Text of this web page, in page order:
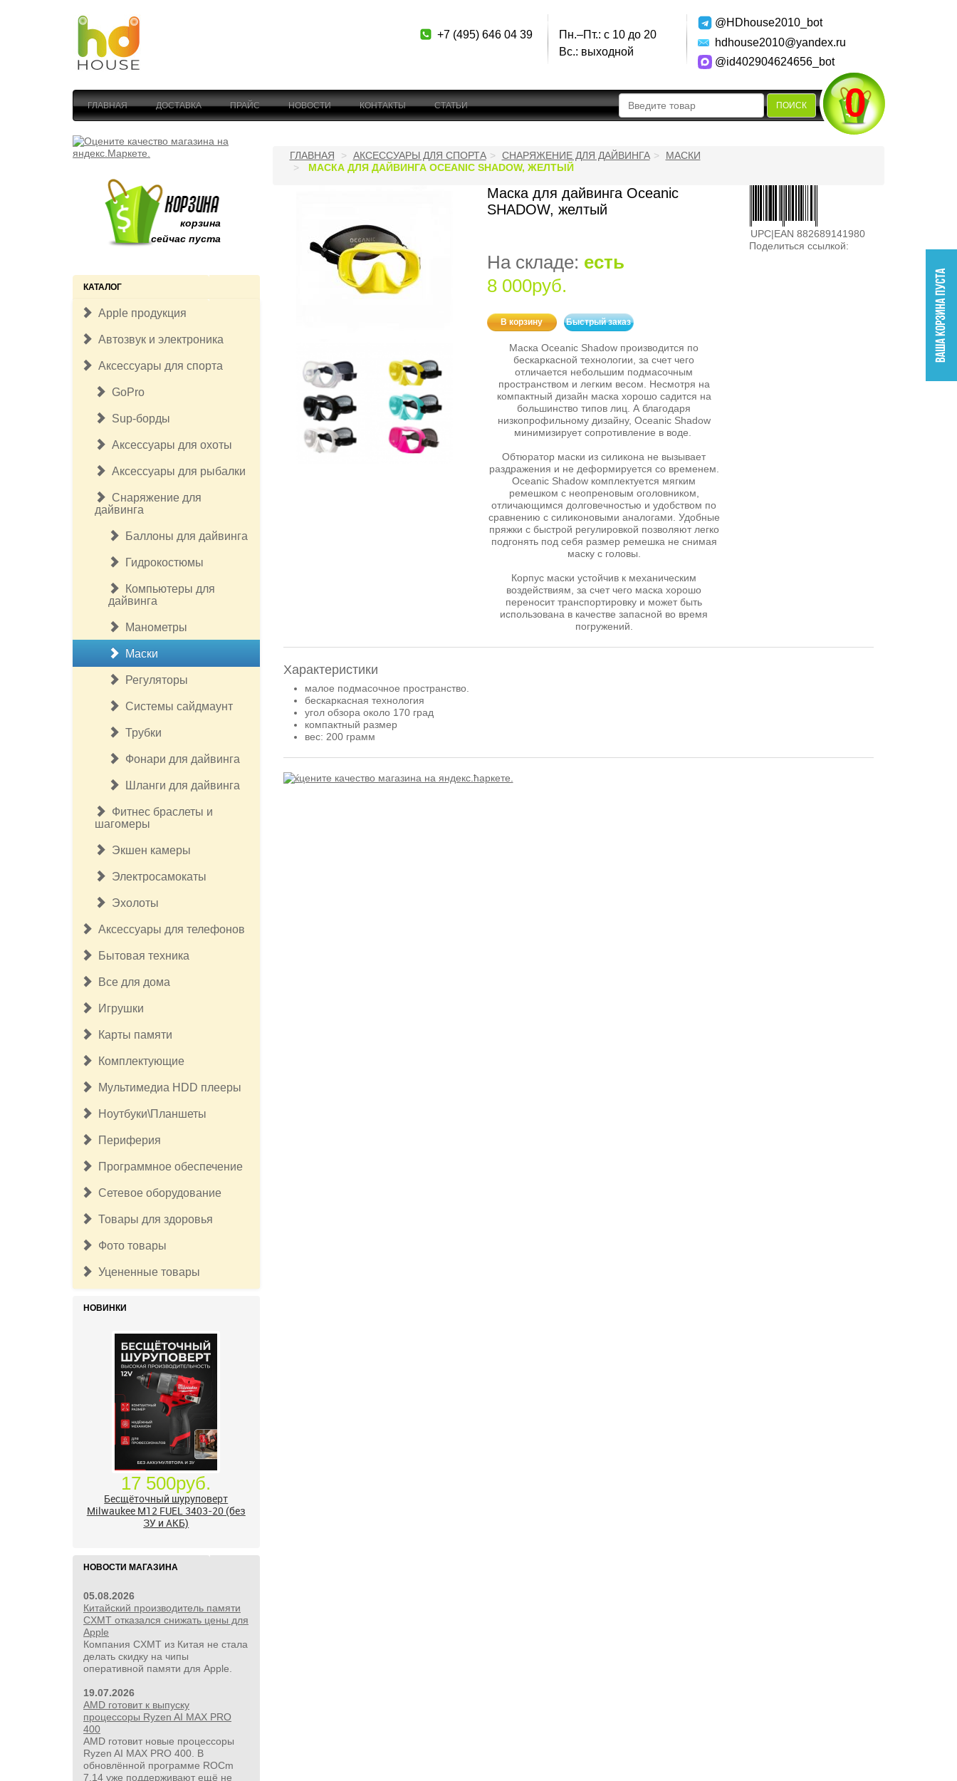
+7 (495) 646 04 39
Пн.–Пт.: с 10 до 20
Вс.: выходной
@HDhouse2010_bot
hdhouse2010@yandex.ru
@id402904624656_bot
ГЛАВНАЯ ДОСТАВКА ПРАЙС НОВОСТИ КОНТАКТЫ СТАТЬИ ПОИСК 0
корзина
сейчас пуста
КАТАЛОГ
Apple продукция
Автозвук и электроника
Аксессуары для спорта
GoPro
Sup-борды
Аксессуары для охоты
Аксессуары для рыбалки
Снаряжение для
дайвинга
Баллоны для дайвинга
Гидрокостюмы
Компьютеры для
дайвинга
Манометры
Маски
Регуляторы
Системы сайдмаунт
Трубки
Фонари для дайвинга
Шланги для дайвинга
Фитнес браслеты и
шагомеры
Экшен камеры
Электросамокаты
Эхолоты
Аксессуары для телефонов
Бытовая техника
Все для дома
Игрушки
Карты памяти
Комплектующие
Мультимедиа HDD плееры
Ноутбуки\Планшеты
Периферия
Программное обеспечение
Сетевое оборудование
Товары для здоровья
Фото товары
Уцененные товары
НОВИНКИ
Бесщёточный шуруповерт
ЗУ и АКБ)
24 500руб.
НОВОСТИ МАГАЗИНА
05.08.2026
Китайский производитель памяти
CXMT отказался снижать цены для
Apple
Компания CXMT из Китая не стала
делать скидку на чипы
оперативной памяти для Apple.
19.07.2026
AMD готовит к выпуску
процессоры Ryzen AI MAX PRO
400
AMD готовит новые процессоры
Ryzen AI MAX PRO 400. В
обновлённой программе ROCm
7.14 уже поддерживают ещё не
ГЛАВНАЯ АКСЕССУАРЫ ДЛЯ СПОРТА СНАРЯЖЕНИЕ ДЛЯ ДАЙВИНГА
МАСКИ
МАСКА ДЛЯ ДАЙВИНГА OCEANIC SHADOW, ЖЕЛТЫЙ
Маска для дайвинга Oceanic
SHADOW, желтый
На складе: есть
8 000руб.
В корзину Быстрый заказ
Маска Oceanic Shadow производится по
бескаркасной технологии, за счет чего
отличается небольшим подмасочным
пространством и легким весом. Несмотря на
компактный дизайн маска хорошо садится на
большинство типов лиц. А благодаря
низкопрофильному дизайну, Oceanic Shadow
минимизирует сопротивление в воде.
Обтюратор маски из силикона не вызывает
раздражения и не деформируется со временем.
Oceanic Shadow комплектуется мягким
ремешком с неопреновым оголовником,
отличающимся долговечностью и удобством по
сравнению с силиконовыми аналогами. Удобные
пряжки с быстрой регулировкой позволяют легко
подгонять под себя размер ремешка не снимая
маску с головы.
Корпус маски устойчив к механическим
воздействиям, за счет чего маска хорошо
переносит транспортировку и может быть
использована в качестве запасной во время
погружений.
UPC|EAN 882689141980
Поделиться ссылкой:
Характеристики
малое подмасочное пространство.
бескаркасная технология
угол обзора около 170 град
компактный размер
вес: 200 грамм